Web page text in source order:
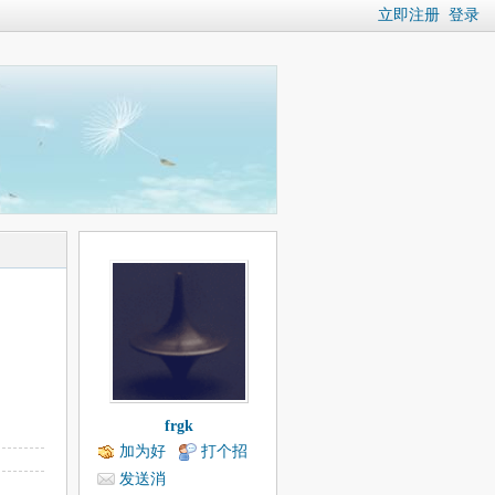
立即注册 登录
frgk
加为好
友
打个招
发送消